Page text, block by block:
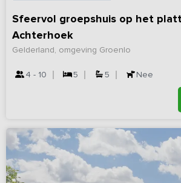
Sfeervol groepshuis op het
Achterhoek
Gelderland, omgeving Groenlo
4 - 10 5 5 Nee